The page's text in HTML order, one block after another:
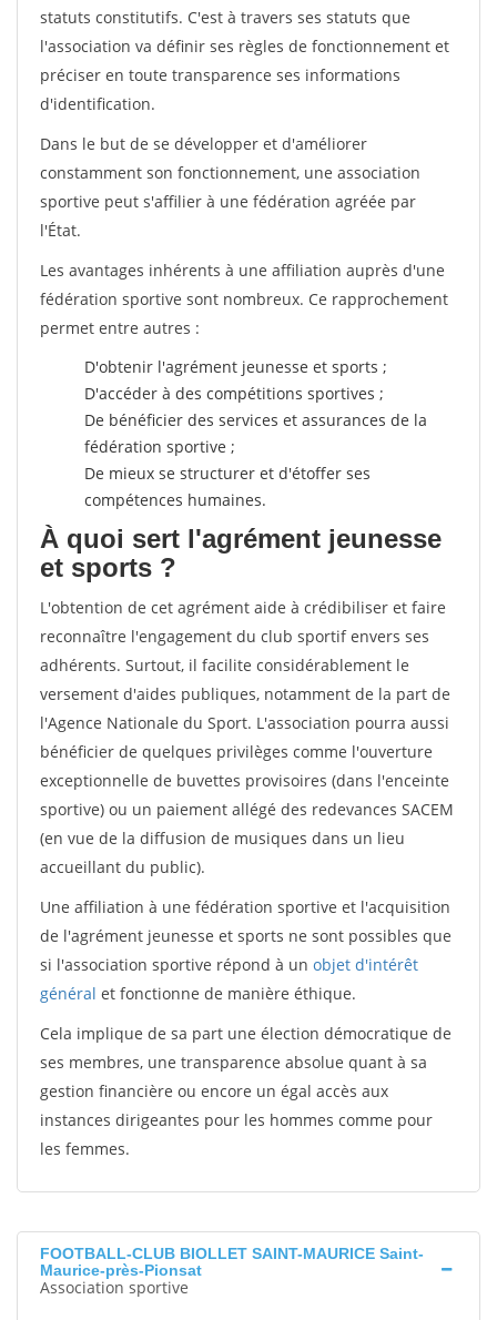
statuts constitutifs. C'est à travers ses statuts que
l'association va définir ses règles de fonctionnement et
préciser en toute transparence ses informations
d'identification.
Dans le but de se développer et d'améliorer
constamment son fonctionnement, une association
sportive peut s'affilier à une fédération agréée par
l'État.
Les avantages inhérents à une affiliation auprès d'une
fédération sportive sont nombreux. Ce rapprochement
permet entre autres :
D'obtenir l'agrément jeunesse et sports ;
D'accéder à des compétitions sportives ;
De bénéficier des services et assurances de la
fédération sportive ;
De mieux se structurer et d'étoffer ses
compétences humaines.
À quoi sert l'agrément jeunesse
et sports ?
L'obtention de cet agrément aide à crédibiliser et faire
reconnaître l'engagement du club sportif envers ses
adhérents. Surtout, il facilite considérablement le
versement d'aides publiques, notamment de la part de
l'Agence Nationale du Sport. L'association pourra aussi
bénéficier de quelques privilèges comme l'ouverture
exceptionnelle de buvettes provisoires (dans l'enceinte
sportive) ou un paiement allégé des redevances SACEM
(en vue de la diffusion de musiques dans un lieu
accueillant du public).
Une affiliation à une fédération sportive et l'acquisition
de l'agrément jeunesse et sports ne sont possibles que
si l'association sportive répond à un objet d'intérêt
général et fonctionne de manière éthique.
Cela implique de sa part une élection démocratique de
ses membres, une transparence absolue quant à sa
gestion financière ou encore un égal accès aux
instances dirigeantes pour les hommes comme pour
les femmes.
FOOTBALL-CLUB BIOLLET SAINT-MAURICE Saint-
Maurice-près-Pionsat
Association sportive